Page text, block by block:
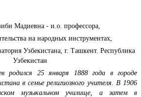
Мадиевна - и.о. профессора,
на народных инструментах,
Узбекистана, г. Ташкент. Республика
Узбекистан
родился 25 января 1888 года в городе
в семье религиозного учителя. В 1906
музыкальном училище, а затем в